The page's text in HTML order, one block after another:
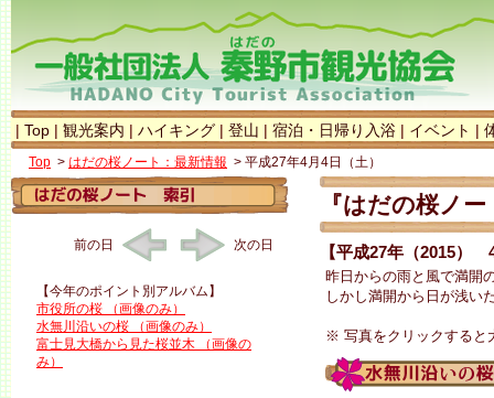
| Top | 観光案内 | ハイキング | 登山 | 宿泊・日帰り入浴 | イベント |
Top > はだの桜ノート：最新情報 > 平成27年4月4日（土）
前の日 次の日
【今年のポイント別アルバム】
市役所の桜 （画像のみ）
水無川沿いの桜 （画像のみ）
富士見大橋から見た桜並木 （画像の
み）
『はだの桜ノ
【平成27年（2015）
昨日からの雨と風で満開
しかし満開から日が浅い
※ 写真をクリックすると